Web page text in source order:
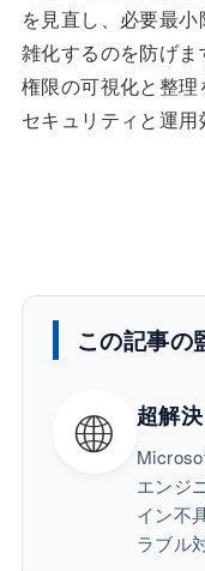
を見直し、必要最
雑化するのを防げま
権限の可視化と整
セキュリティと運用
この記事の
🌐 超解
エンジ
イン不
ラブル